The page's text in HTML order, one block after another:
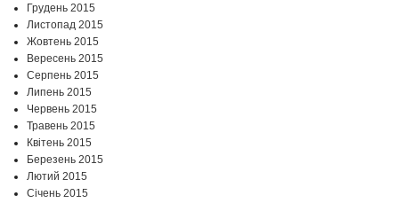
Грудень 2015
Листопад 2015
Жовтень 2015
Вересень 2015
Серпень 2015
Липень 2015
Червень 2015
Травень 2015
Квітень 2015
Березень 2015
Лютий 2015
Січень 2015